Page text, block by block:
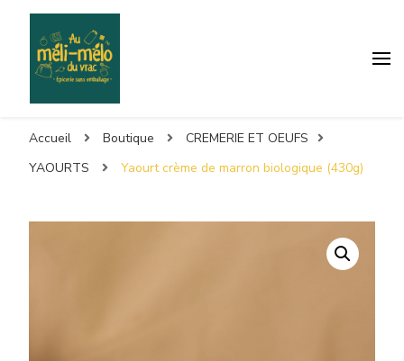
Accueil Boutique
CREMERIE ET OEUFS
YAOURTS
Yaourt crème de marron biologique (430g)